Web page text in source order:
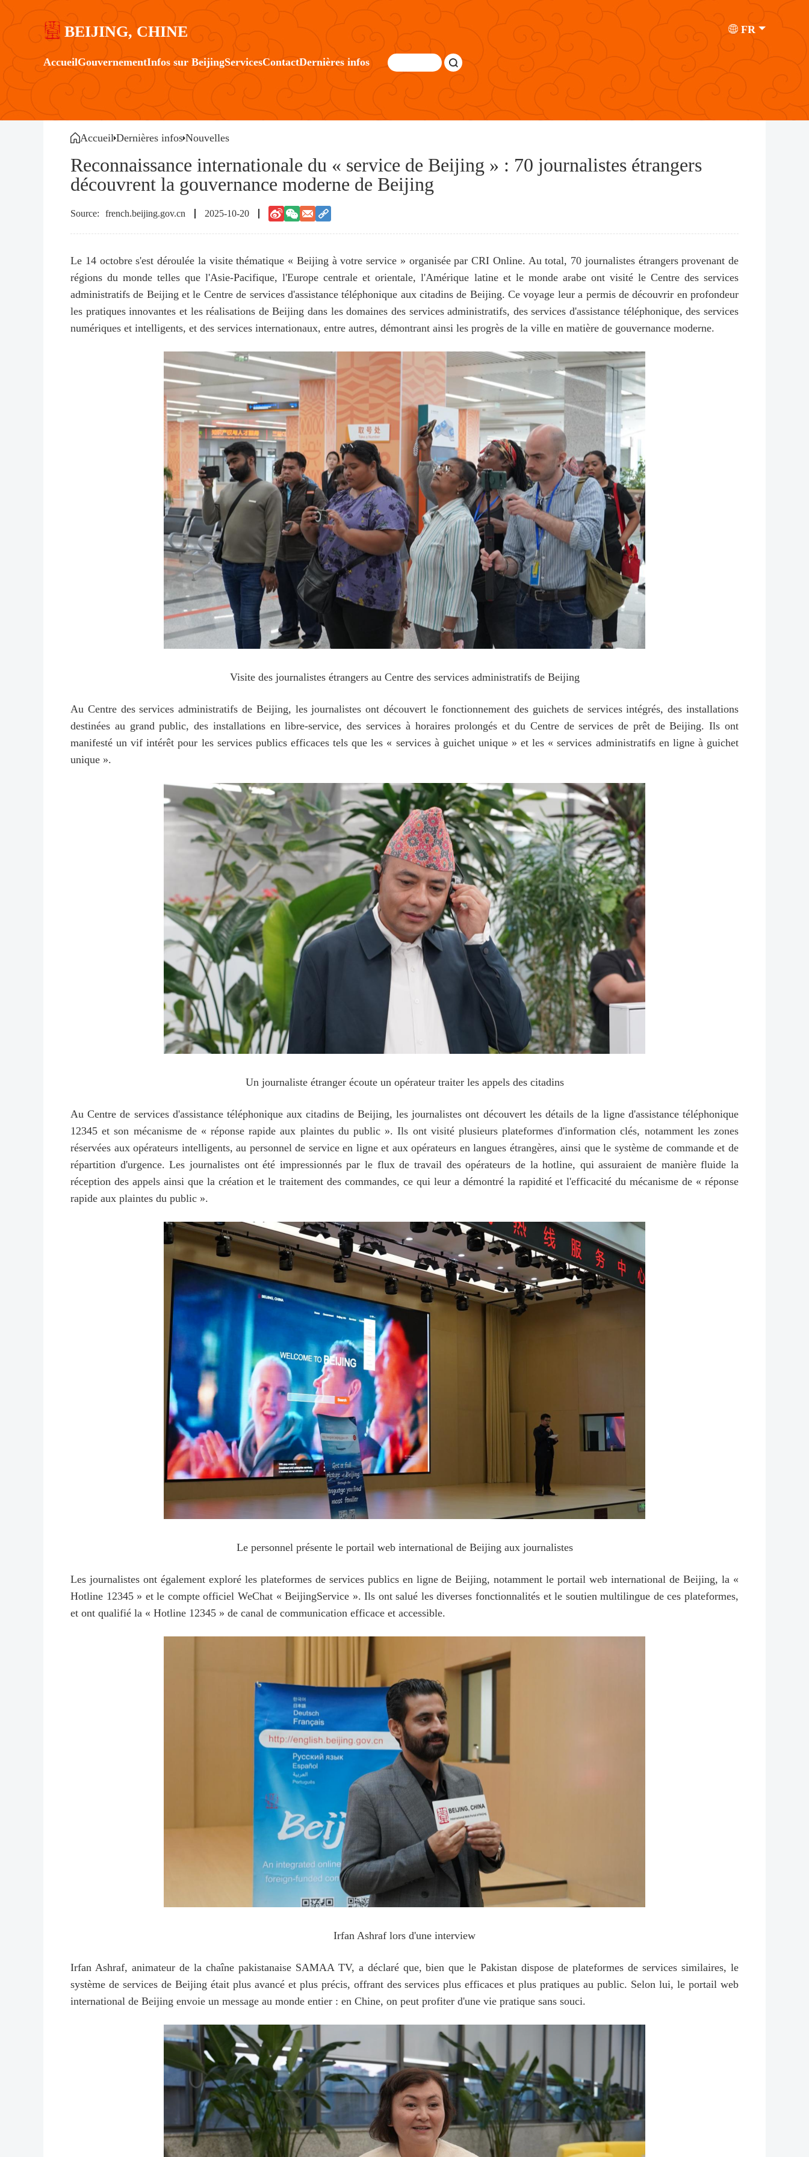
BEIJING, CHINE FR
AccueilGouvernementInfos sur BeijingServicesContactDernières infos
Accueil Dernières infos Nouvelles
Reconnaissance internationale du « service de Beijing » : 70 journalistes étrangers
découvrent la gouvernance moderne de Beijing
french.beijing.gov.cn 2025-10-20
Le 14 octobre s'est déroulée la visite thématique « Beijing à votre service » organisée par CRI Online. Au total, 70 journalistes étrangers provenant de
régions du monde telles que l'Asie-Pacifique, l'Europe centrale et orientale, l'Amérique latine et le monde arabe ont visité le Centre des services
administratifs de Beijing et le Centre de services d'assistance téléphonique aux citadins de Beijing. Ce voyage leur a permis de découvrir en profondeur
les pratiques innovantes et les réalisations de Beijing dans les domaines des services administratifs, des services d'assistance téléphonique, des services
numériques et intelligents, et des services internationaux, entre autres, démontrant ainsi les progrès de la ville en matière de gouvernance moderne.
Visite des journalistes étrangers au Centre des services administratifs de Beijing
Au Centre des services administratifs de Beijing, les journalistes ont découvert le fonctionnement des guichets de services intégrés, des installations
destinées au grand public, des installations en libre-service, des services à horaires prolongés et du Centre de services de prêt de Beijing. Ils ont
manifesté un vif intérêt pour les services publics efficaces tels que les « services à guichet unique » et les « services administratifs en ligne à guichet
unique ».
Un journaliste étranger écoute un opérateur traiter les appels des citadins
Au Centre de services d'assistance téléphonique aux citadins de Beijing, les journalistes ont découvert les détails de la ligne d'assistance téléphonique
12345 et son mécanisme de « réponse rapide aux plaintes du public ». Ils ont visité plusieurs plateformes d'information clés, notamment les zones
réservées aux opérateurs intelligents, au personnel de service en ligne et aux opérateurs en langues étrangères, ainsi que le système de commande et de
répartition d'urgence. Les journalistes ont été impressionnés par le flux de travail des opérateurs de la hotline, qui assuraient de manière fluide la
réception des appels ainsi que la création et le traitement des commandes, ce qui leur a démontré la rapidité et l'efficacité du mécanisme de « réponse
rapide aux plaintes du public ».
Le personnel présente le portail web international de Beijing aux journalistes
Les journalistes ont également exploré les plateformes de services publics en ligne de Beijing, notamment le portail web international de Beijing, la «
Hotline 12345 » et le compte officiel WeChat « BeijingService ». Ils ont salué les diverses fonctionnalités et le soutien multilingue de ces plateformes,
et ont qualifié la « Hotline 12345 » de canal de communication efficace et accessible.
Irfan Ashraf lors d'une interview
Irfan Ashraf, animateur de la chaîne pakistanaise SAMAA TV, a déclaré que, bien que le Pakistan dispose de plateformes de services similaires, le
système de services de Beijing était plus avancé et plus précis, offrant des services plus efficaces et plus pratiques au public. Selon lui, le portail web
international de Beijing envoie un message au monde entier : en Chine, on peut profiter d'une vie pratique sans souci.